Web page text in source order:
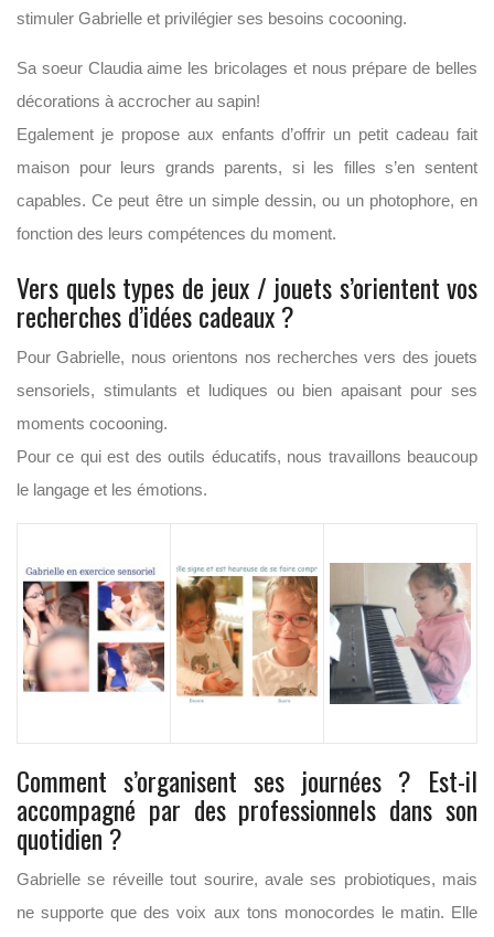
stimuler Gabrielle et privilégier ses besoins cocooning.
Sa soeur Claudia aime les bricolages et nous prépare de belles
décorations à accrocher au sapin!
Egalement je propose aux enfants d’offrir un petit cadeau fait
maison pour leurs grands parents, si les filles s’en sentent
capables. Ce peut être un simple dessin, ou un photophore, en
fonction des leurs compétences du moment.
Vers quels types de jeux / jouets s’orientent vos
recherches d’idées cadeaux ?
Pour Gabrielle, nous orientons nos recherches vers des jouets
sensoriels, stimulants et ludiques ou bien apaisant pour ses
moments cocooning.
Pour ce qui est des outils éducatifs, nous travaillons beaucoup
le langage et les émotions.
Comment s’organisent ses journées ? Est-il
accompagné par des professionnels dans son
quotidien ?
Gabrielle se réveille tout sourire, avale ses probiotiques, mais
ne supporte que des voix aux tons monocordes le matin. Elle